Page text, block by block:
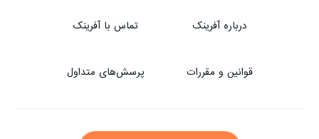
درباره آفرینک تماس با آفرینک
قوانین و مقررات پرسش‌های متداول